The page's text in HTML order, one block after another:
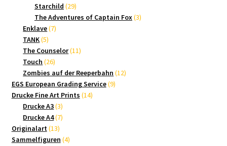
Produkte
Starchild 2929
Produkte
The Adventures of Captain Fox 33
Enklave 77
TANK 55
Produkte
The Counselor 1111
Touch 2626
Produkte
Zombies auf der Reeperbahn 1212
EGS European Grading Service 99
Drucke Fine Art Prints 1414
Drucke A3 33
Produkte
Drucke A4 77
Originalart 1313
Produkte
Sammelfiguren 44